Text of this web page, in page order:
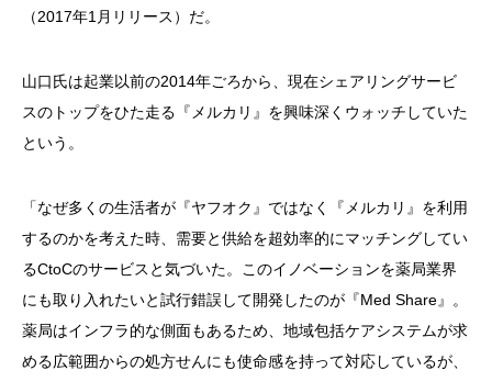
（2017年1月リリース）だ。
山口氏は起業以前の2014年ごろから、現在シェアリングサービ
スのトップをひた走る『メルカリ』を興味深くウォッチしていた
という。
「なぜ多くの生活者が『ヤフオク』ではなく『メルカリ』を利用
するのかを考えた時、需要と供給を超効率的にマッチングしてい
るCtoCのサービスと気づいた。このイノベーションを薬局業界
にも取り入れたいと試行錯誤して開発したのが『Med Share』。
薬局はインフラ的な側面もあるため、地域包括ケアシステムが求
める広範囲からの処方せんにも使命感を持って対応しているが、